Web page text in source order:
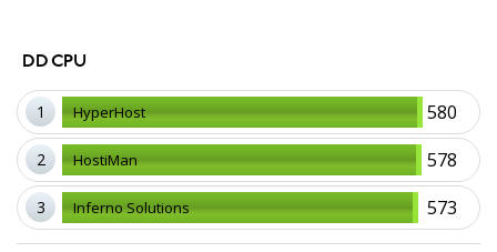
DD CPU
1 580
HyperHost
2 578
HostiMan
3 573
Inferno Solutions